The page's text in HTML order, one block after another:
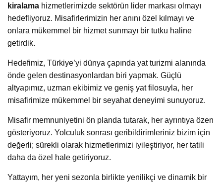
kiralama hizmetlerimizde sektörün lider markası olmayı
hedefliyoruz. Misafirlerimizin her anını özel kılmayı ve
onlara mükemmel bir hizmet sunmayı bir tutku haline
getirdik.
Hedefimiz, Türkiye’yi dünya çapında yat turizmi alanında
önde gelen destinasyonlardan biri yapmak. Güçlü
altyapımız, uzman ekibimiz ve geniş yat filosuyla, her
misafirimize mükemmel bir seyahat deneyimi sunuyoruz.
Misafir memnuniyetini ön planda tutarak, her ayrıntıya özen
gösteriyoruz. Yolculuk sonrası geribildirimleriniz bizim için
değerli; sürekli olarak hizmetlerimizi iyileştiriyor, her tatili
daha da özel hale getiriyoruz.
Yattayım, her yeni sezonla birlikte yenilikçi ve dinamik bir